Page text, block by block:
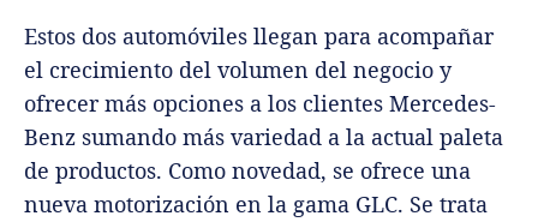
Estos dos automóviles llegan para acompañar
el crecimiento del volumen del negocio y
ofrecer más opciones a los clientes Mercedes-
Benz sumando más variedad a la actual paleta
de productos. Como novedad, se ofrece una
nueva motorización en la gama GLC. Se trata